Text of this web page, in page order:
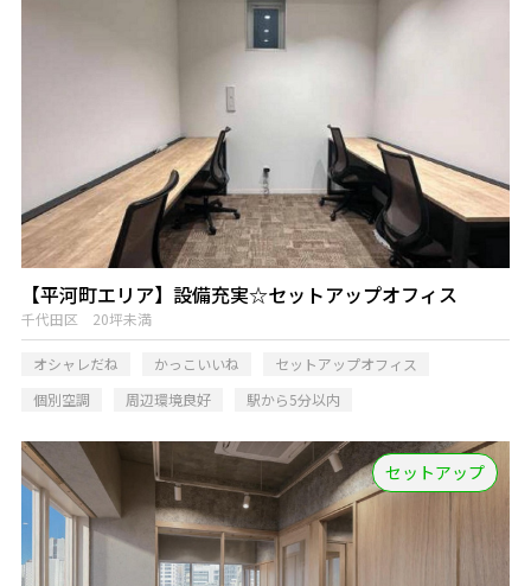
【平河町エリア】設備充実☆セットアップオフィス
千代田区 20坪未満
オシャレだね かっこいいね
セットアップオフィス
個別空調
周辺環境良好 駅から5分以内
セットアップ